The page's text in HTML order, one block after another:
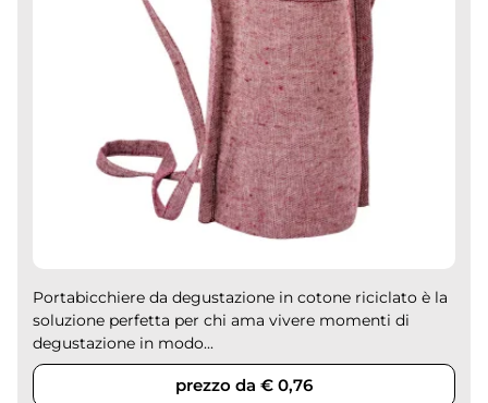
Portabicchiere da degustazione in cotone riciclato è la
soluzione perfetta per chi ama vivere momenti di
degustazione in modo...
prezzo da € 0,76